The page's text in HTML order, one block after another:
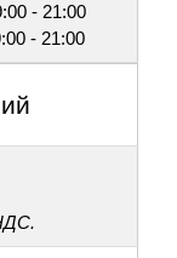
- 21:00
- 21:00